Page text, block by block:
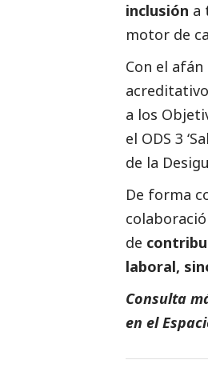
inclusión a
motor de
Con el
a los
el ODS 3
de la
De forma
de
laboral,
Consulta
en el